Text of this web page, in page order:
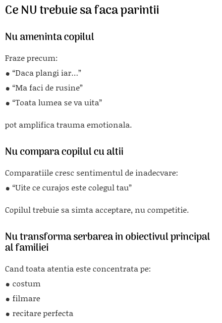
Ce NU trebuie sa faca parintii
Nu ameninta copilul
Fraze precum:
“Daca plangi iar…”
“Ma faci de rusine”
“Toata lumea se va uita”
pot amplifica trauma emotionala.
Nu compara copilul cu altii
Comparatiile cresc sentimentul de inadecvare:
“Uite ce curajos este colegul tau”
Copilul trebuie sa simta acceptare, nu competitie.
Nu transforma serbarea in obiectivul principal
al familiei
Cand toata atentia este concentrata pe:
costum
filmare
recitare perfecta